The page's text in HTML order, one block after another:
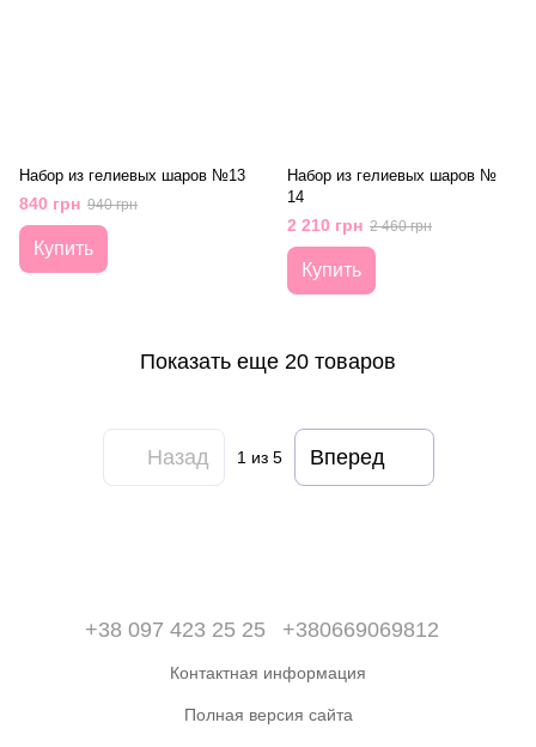
Набор из гелиевых шаров №13
840 грн 940 грн
Купить
Набор из гелиевых шаров №
14
2 210 грн 2 460 грн
Купить
Показать еще 20 товаров
Назад 1 из 5 Вперед
+38 097 423 25 25 +380669069812
Контактная информация
Полная версия сайта